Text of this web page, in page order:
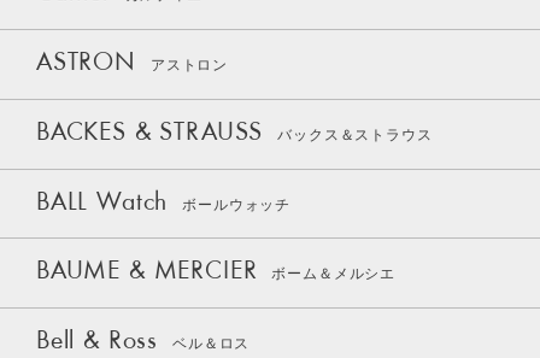
ASTRON アストロン
BACKES & STRAUSS バックス＆ストラウス
BALL Watch ボールウォッチ
BAUME & MERCIER ボーム＆メルシエ
Bell & Ross ベル＆ロス